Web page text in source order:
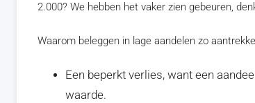
2.000? We hebben het vaker zien gebeuren,
Waarom beleggen in lage aandelen zo
Een beperkt verlies, want een
waarde.